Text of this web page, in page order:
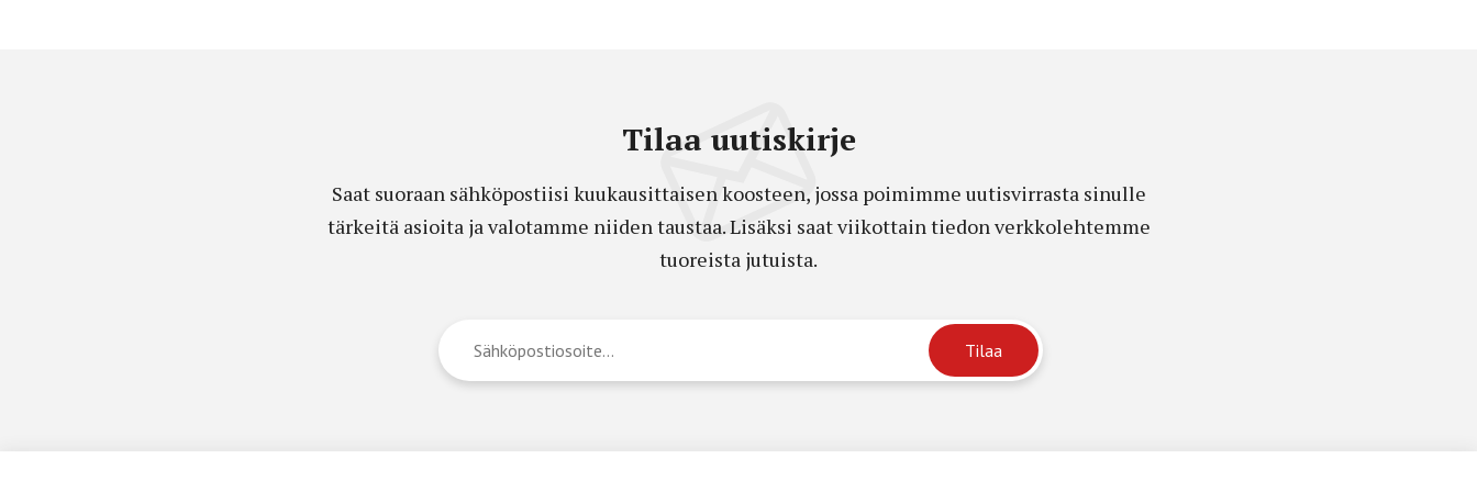
Tilaa uutiskirje
Saat suoraan sähköpostiisi kuukausittaisen koosteen, jossa poimimme uutisvirrasta sinulle
tärkeitä asioita ja valotamme niiden taustaa. Lisäksi saat viikottain tiedon verkkolehtemme
tuoreista jutuista.